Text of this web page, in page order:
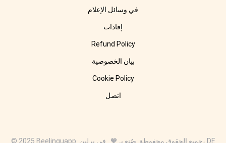
في وسائل الإعلام
إفادات
Refund Policy
بيان الخصوصية
Cookie Policy
اتصل
© 2025 Beelinguapp. جميع الحقوق محفوظة. صُنع بـ 🧡 في برلين، DE